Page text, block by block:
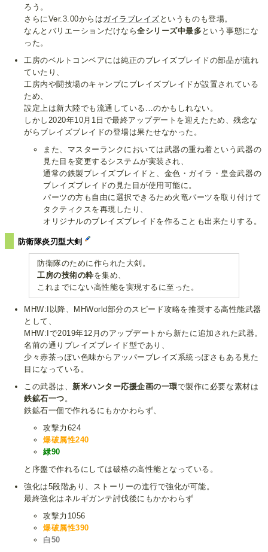
ろう。
さらにVer.3.00からはガイラブレイズ というものも登場。
なんとバリエーションだけなら全シリーズ中最多という事態にな
った。
工房のベルトコンベアには純正のブレイズブレイドの部品が流れ
ていたり、
工房内や闘技場のキャンプにブレイズブレイドが設置されている
ため、
設定上は新大陸でも流通している…のかもしれない。
しかし2020年10月1日で最終アップデートを迎えたため、残念な
がらブレイズブレイドの登場は果たせなかった。
また、マスターランクにおいては武器の重ね着という武器の
見た目を変更するシステムが実装され、
通常の鉄製ブレイズブレイドと、金色・ガイラ・皇金武器の
ブレイズブレイドの見た目が使用可能に。
パーツの方も自由に選択できるため火竜パーツを取り付けて
タクティクスを再現したり、
オリジナルのブレイズブレイドを作ることも出来たりする。
防衛隊炎刃型大剣
防衛隊のために作られた大剣。
工房の技術の粋を集め、
これまでにない高性能を実現するに至った。
MHW:I以降、MHWorld部分のスピード攻略を推奨する高性能武器
として、
MHW:Iで2019年12月のアップデートから新たに追加された武器。
名前の通りブレイズブレイド型であり、
少々赤茶っぽい色味からアッパーブレイズ系統っぽさもある見た
目になっている。
この武器は、新米ハンター応援企画の一環で製作に必要な素材は
鉄鉱石一つ。
鉄鉱石一個で作れるにもかかわらず、
攻撃力624
爆破属性240
緑90
と序盤で作れるにしては破格の高性能となっている。
強化は5段階あり、ストーリーの進行で強化が可能。
最終強化はネルギガンテ討伐後にもかかわらず
攻撃力1056
爆破属性390
白50